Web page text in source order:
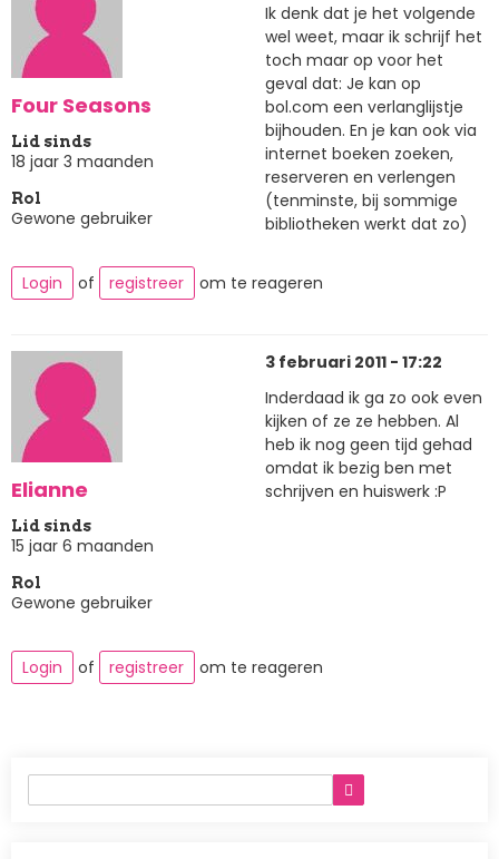
Four Seasons
Lid sinds
18 jaar 3 maanden
Rol
Gewone gebruiker
Ik denk dat je het volgende
wel weet, maar ik schrijf het
toch maar op voor het
geval dat: Je kan op
bol.com een verlanglijstje
bijhouden. En je kan ook via
internet boeken zoeken,
reserveren en verlengen
(tenminste, bij sommige
bibliotheken werkt dat zo)
Login of registreer om te reageren
Elianne
Lid sinds
15 jaar 6 maanden
Rol
Gewone gebruiker
3 februari 2011 - 17:22
Inderdaad ik ga zo ook even
kijken of ze ze hebben. Al
heb ik nog geen tijd gehad
omdat ik bezig ben met
schrijven en huiswerk :P
Login of registreer om te reageren